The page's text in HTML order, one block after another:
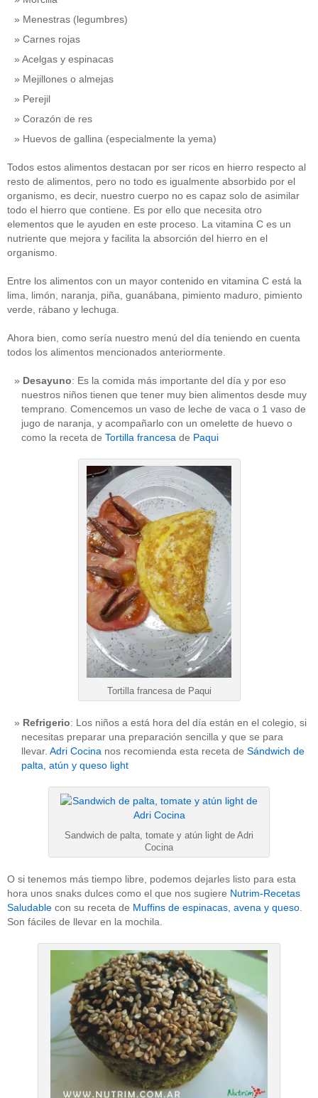
Menestras (legumbres)
Carnes rojas
Acelgas y espinacas
Mejillones o almejas
Perejil
Corazón de res
Huevos de gallina (especialmente la yema)
Todos estos alimentos destacan por ser ricos en hierro respecto al
resto de alimentos, pero no todo es igualmente absorbido por el
organismo, es decir, nuestro cuerpo no es capaz solo de asimilar
todo el hierro que contiene. Es por ello que necesita otro
elementos que le ayuden en este proceso. La vitamina C es un
nutriente que mejora y facilita la absorción del hierro en el
organismo.
Entre los alimentos con un mayor contenido en vitamina C está la
lima, limón, naranja, piña, guanábana, pimiento maduro, pimiento
verde, rábano y lechuga.
Ahora bien, como sería nuestro menú del día teniendo en cuenta
todos los alimentos mencionados anteriormente.
Desayuno: Es la comida más importante del día y por eso
nuestros niños tienen que tener muy bien alimentos desde muy
temprano. Comencemos un vaso de leche de vaca o 1 vaso de
jugo de naranja, y acompañarlo con un omelette de huevo o
como la receta de Tortilla francesa de Paqui
Tortilla francesa de Paqui
Refrigerio: Los niños a está hora del día están en el colegio, si
necesitas preparar una preparación sencilla y que se para
llevar. Adri Cocina nos recomienda esta receta de Sándwich de
palta, atún y queso light
Sandwich de palta, tomate y atún light de Adri
Cocina
O si tenemos más tiempo libre, podemos dejarles listo para esta
hora unos snaks dulces como el que nos sugiere Nutrim-Recetas
Saludable con su receta de Muffins de espinacas, avena y queso.
Son fáciles de llevar en la mochila.